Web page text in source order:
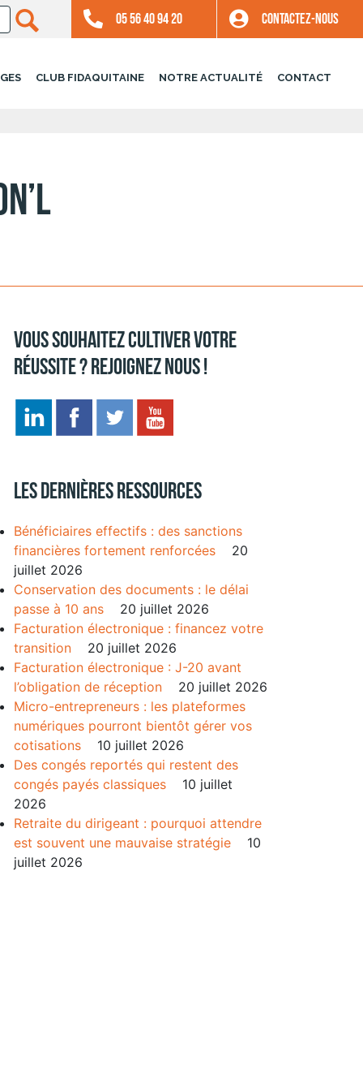
05 56 40 94 20 CONTACTEZ-NOUS
CLUB FIDAQUITAINE NOTRE ACTUALITÉ CONTACT
Vous souhaitez cultiver votre
réussite ? Rejoignez nous !
Les dernières ressources
Bénéficiaires effectifs : des sanctions
financières fortement renforcées
20
juillet 2026
Conservation des documents : le délai
passe à 10 ans
20 juillet 2026
Facturation électronique : financez votre
transition
20 juillet 2026
Facturation électronique : J-20 avant
l’obligation de réception
20 juillet 2026
Micro-entrepreneurs : les plateformes
numériques pourront bientôt gérer vos
cotisations
10 juillet 2026
Des congés reportés qui restent des
congés payés classiques
10 juillet
2026
Retraite du dirigeant : pourquoi attendre
est souvent une mauvaise stratégie
10
juillet 2026